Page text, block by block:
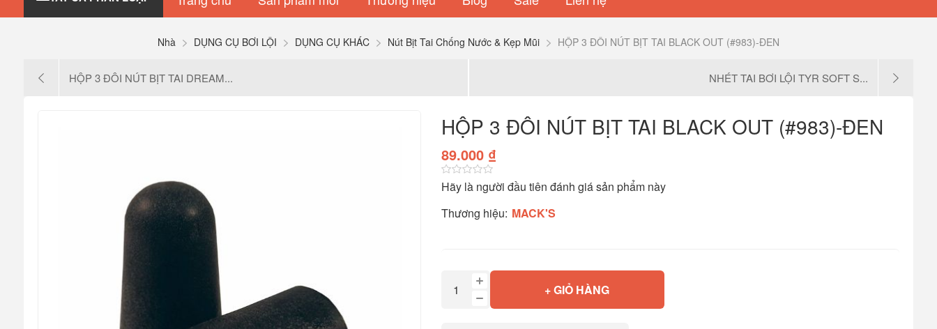
Nhà DỤNG CỤ BƠI LỘI DỤNG CỤ KHÁC Nút Bịt Tai Chống Nước & Kẹp Mũi HỘP 3 ĐÔI NÚT BỊT TAI BLACK OUT (#983)-ĐEN
HỘP 3 ĐÔI NÚT BỊT TAI DREAM... NHÉT TAI BƠI LỘI TYR SOFT S...
HỘP 3 ĐÔI NÚT BỊT TAI BLACK OUT (#983)-ĐEN
89.000 ₫
Hãy là người đầu tiên đánh giá sản phẩm này
Thương hiệu: MACK'S
+ GIỎ HÀNG